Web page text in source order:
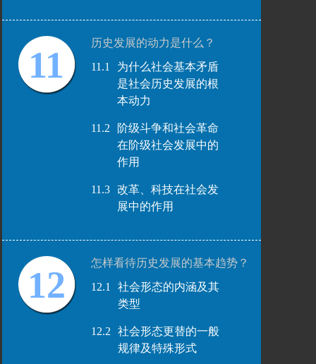
11
历史发展的动力是什么？
11.1
为什么社会基本矛盾
是社会历史发展的根
本动力
11.2
阶级斗争和社会革命
在阶级社会发展中的
作用
11.3
改革、科技在社会发
展中的作用
12
怎样看待历史发展的基本趋势？
12.1
社会形态的内涵及其
类型
12.2
社会形态更替的一般
规律及特殊形式